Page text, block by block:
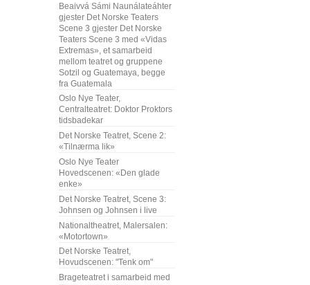
Beaivvá Sámi Naunálateáhter
gjester Det Norske Teaters
Scene 3 gjester Det Norske
Teaters Scene 3 med «Vidas
Extremas», et samarbeid
mellom teatret og gruppene
Sotzil og Guatemaya, begge
fra Guatemala
Oslo Nye Teater,
Centralteatret: Doktor Proktors
tidsbadekar
Det Norske Teatret, Scene 2:
«Tilnærma lik»
Oslo Nye Teater
Hovedscenen: «Den glade
enke»
Det Norske Teatret, Scene 3:
Johnsen og Johnsen i live
Nationaltheatret, Malersalen:
«Motortown»
Det Norske Teatret,
Hovudscenen: "Tenk om"
Brageteatret i samarbeid med